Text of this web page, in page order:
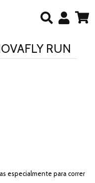
RUN
especialmente para correr